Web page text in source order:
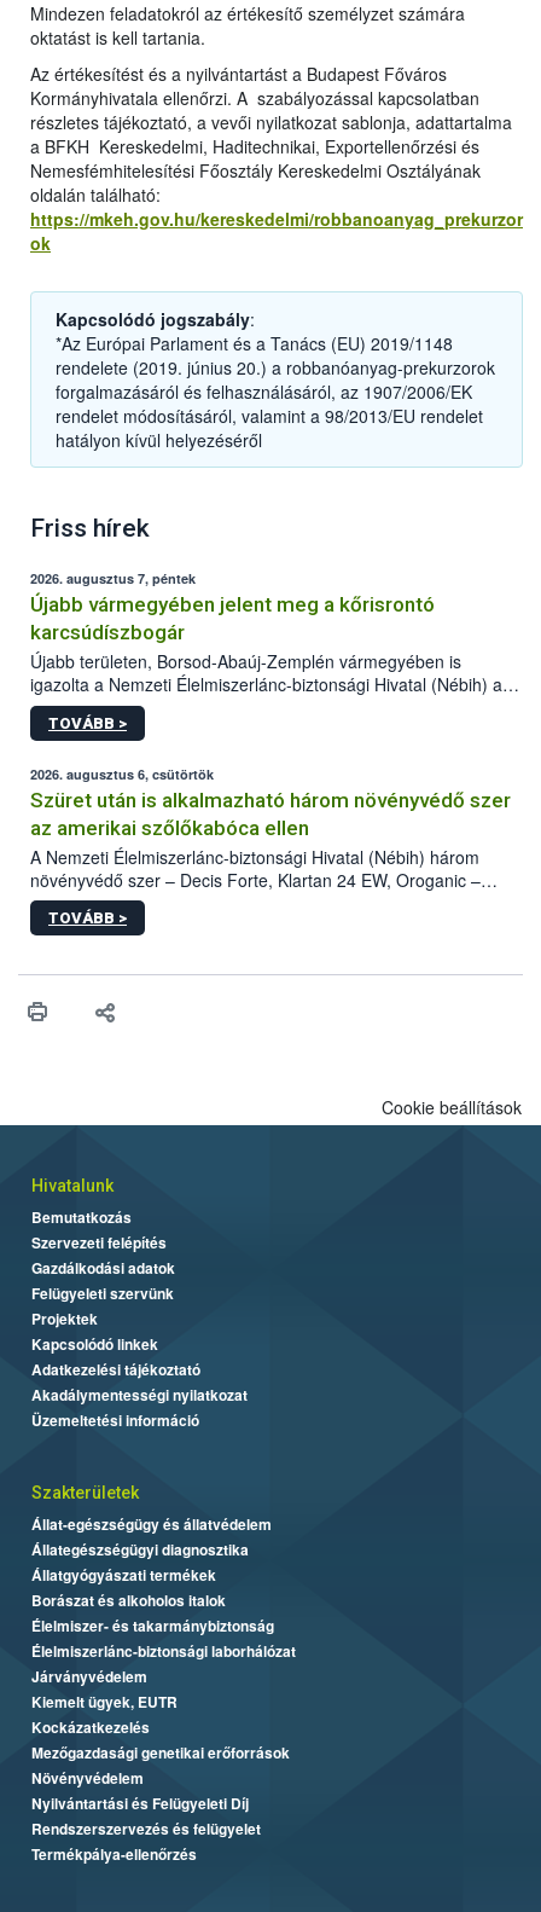
Mindezen feladatokról az értékesítő személyzet számára
oktatást is kell tartania.
Az értékesítést és a nyilvántartást a Budapest Főváros
Kormányhivatala ellenőrzi. A szabályozással kapcsolatban
részletes tájékoztató, a vevői nyilatkozat sablonja, adattartalma
a BFKH Kereskedelmi, Haditechnikai, Exportellenőrzési és
Nemesfémhitelesítési Főosztály Kereskedelmi Osztályának
oldalán található:
https://mkeh.gov.hu/kereskedelmi/robbanoanyag_prekurzor
ok
Kapcsolódó jogszabály:
*Az Európai Parlament és a Tanács (EU) 2019/1148
rendelete (2019. június 20.) a robbanóanyag-prekurzorok
forgalmazásáról és felhasználásáról, az 1907/2006/EK
rendelet módosításáról, valamint a 98/2013/EU rendelet
hatályon kívül helyezéséről
Friss hírek
2026. augusztus 7, péntek
Újabb vármegyében jelent meg a kőrisrontó
karcsúdíszbogár
Újabb területen, Borsod-Abaúj-Zemplén vármegyében is
igazolta a Nemzeti Élelmiszerlánc-biztonsági Hivatal (Nébih) a
kőrisrontó karcsúdíszbogár (Agrilus planipennis) jelenlétét. A
kártevőt nem csak színcsapdában találták meg, de már fertőzött
az intenzív felderítést, emellett az intézkedéseket a szlovák
hatósággal is összehangolják a terjedés megállítása érdekében.
TOVÁBB >
2026. augusztus 6, csütörtök
Szüret után is alkalmazható három növényvédő szer
az amerikai szőlőkabóca ellen
A Nemzeti Élelmiszerlánc-biztonsági Hivatal (Nébih) három
növényvédő szer – Decis Forte, Klartan 24 EW, Oroganic –
engedélyokiratát módosította, így azok a szüretet követően,
egészen a vesszőérettség (BBCH 91) stádiumáig
érésű szőlőkben is legyen lehetőség a károsító elleni további
felhasználók számára is elérhető és ökológiai termesztésben is
TOVÁBB >
Cookie beállítások
Hivatalunk
Bemutatkozás
Szervezeti felépítés
Gazdálkodási adatok
Felügyeleti szervünk
Projektek
Kapcsolódó linkek
Adatkezelési tájékoztató
Akadálymentességi nyilatkozat
Üzemeltetési információ
Szakterületek
Állat-egészségügy és állatvédelem
Állategészségügyi diagnosztika
Állatgyógyászati termékek
Borászat és alkoholos italok
Élelmiszer- és takarmánybiztonság
Élelmiszerlánc-biztonsági laborhálózat
Járványvédelem
Kiemelt ügyek, EUTR
Kockázatkezelés
Mezőgazdasági genetikai erőforrások
Növényvédelem
Nyilvántartási és Felügyeleti Díj
Rendszerszervezés és felügyelet
Termékpálya-ellenőrzés